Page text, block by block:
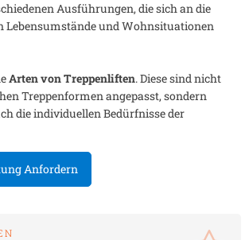
Ausführungen, die sich an die
Lebensumstände und Wohnsituationen
Arten von Treppenliften. Diese sind nicht
Treppenformen angepasst, sondern
die individuellen Bedürfnisse der
Anfordern